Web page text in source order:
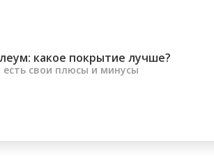
какое покрытие лучше?
свои плюсы и минусы